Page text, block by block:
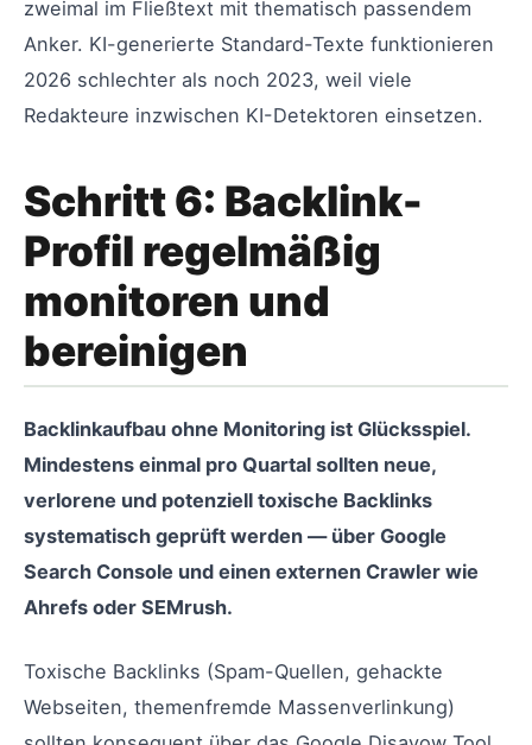
zweimal im Fließtext mit thematisch passendem
Anker. KI-generierte Standard-Texte funktionieren
2026 schlechter als noch 2023, weil viele
Redakteure inzwischen KI-Detektoren einsetzen.
Schritt 6: Backlink-
Profil regelmäßig
monitoren und
bereinigen
Backlinkaufbau ohne Monitoring ist Glücksspiel.
Mindestens einmal pro Quartal sollten neue,
verlorene und potenziell toxische Backlinks
systematisch geprüft werden — über Google
Search Console und einen externen Crawler wie
Ahrefs oder SEMrush.
Toxische Backlinks (Spam-Quellen, gehackte
Webseiten, themenfremde Massenverlinkung)